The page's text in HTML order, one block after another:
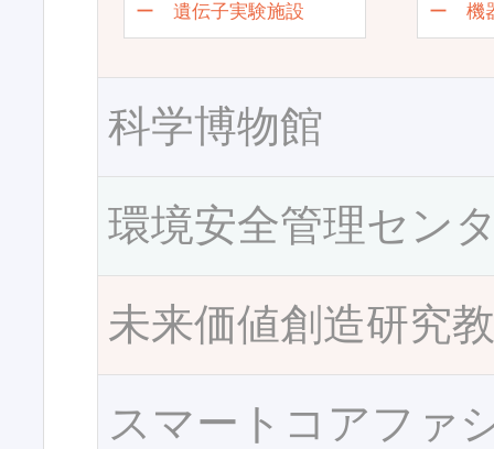
ー 遺伝子実験施設
ー 機
科学博物館
環境安全管理セン
未来価値創造研究
スマートコアファ